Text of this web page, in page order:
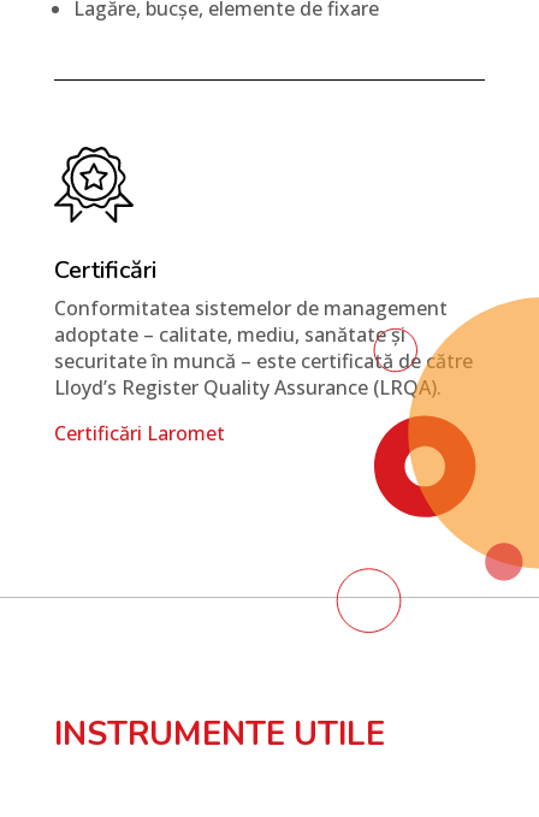
Lagăre, bucșe, elemente de fixare
Certificări
Conformitatea sistemelor de management
adoptate – calitate, mediu, sanătate și
securitate în muncă – este certificată de către
Lloyd’s Register Quality Assurance (LRQA).
Certificări Laromet
INSTRUMENTE UTILE